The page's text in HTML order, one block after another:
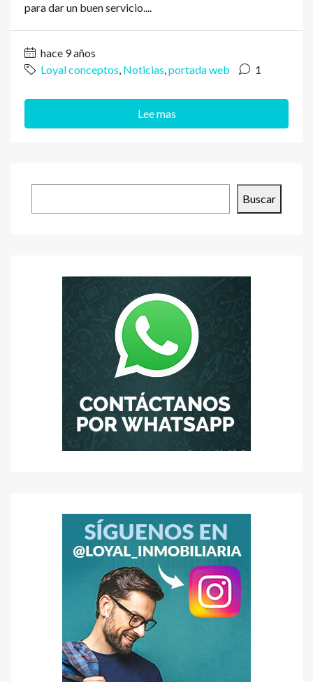
para dar un buen servicio....
hace 9 años
Loyal conceptos, Noticias,portada web 1
Lee mas
Buscar